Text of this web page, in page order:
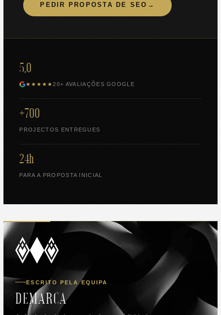
PEDIR PROPOSTA DE SEO →
5,0
★★★★★20+ AVALIAÇÕES GOOGLE
+700
PROJECTOS ENTREGUES
24h
PARA A PROPOSTA INICIAL
ESCRITO PELA EQUIPA
DEMARCA